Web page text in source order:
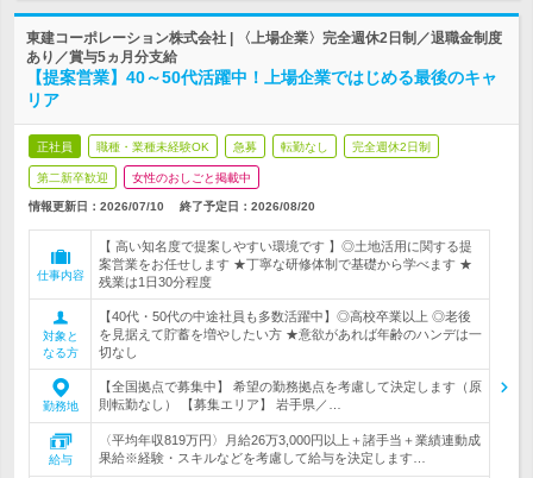
東建コーポレーション株式会社 | 〈上場企業〉完全週休2日制／退職金制度
あり／賞与5ヵ月分支給
【提案営業】40～50代活躍中！上場企業ではじめる最後のキャ
リア
正社員 職種・業種未経験OK 急募 転勤なし 完全週休2日制
第二新卒歓迎 女性のおしごと掲載中
情報更新日：2026/07/10 終了予定日： 2026/08/20
仕事内容
【 高い知名度で提案しやすい環境です 】◎土地活用に関する提
案営業をお任せします ★丁寧な研修体制で基礎から学べます ★
残業は1日30分程度
対象と
なる方
【40代・50代の中途社員も多数活躍中】◎高校卒業以上 ◎老後
を見据えて貯蓄を増やしたい方 ★意欲があれば年齢のハンデは一
切なし
勤務地
【全国拠点で募集中】 希望の勤務拠点を考慮して決定します（原
則転勤なし） 【募集エリア】 岩手県／…
給与
〈平均年収819万円〉月給26万3,000円以上＋諸手当＋業績連動成
果給※経験・スキルなどを考慮して給与を決定します…